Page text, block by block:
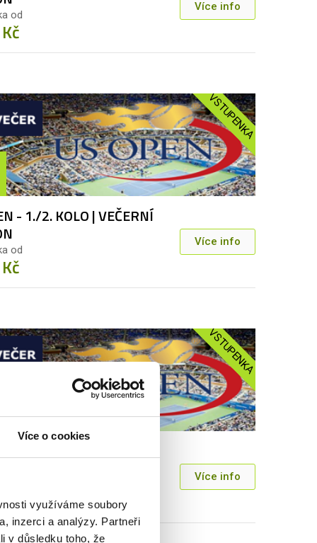
Více o cookies
využíváme soubory
inzerci a analýzy. Partneři
v důsledku toho, že
od
Více info
VSTUPENKA
- 1./2. KOLO | VEČERNÍ
od
Více info
VSTUPENKA
Více info